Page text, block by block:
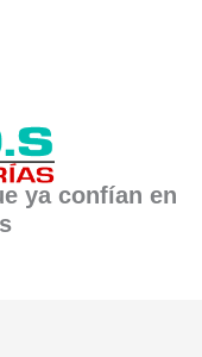
ya confían en